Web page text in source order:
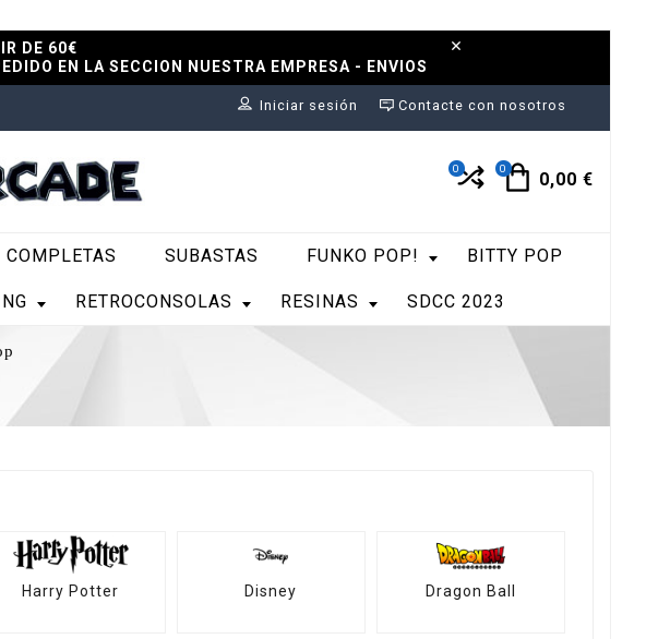
DE 60€
EN LA SECCION NUESTRA EMPRESA - ENVIOS
Contacte con nosotros
Iniciar sesión
0
0,00 €
0
COMPLETAS SUBASTAS FUNKO POP! BITTY POP
RETROCONSOLAS RESINAS SDCC 2023
Harry Potter Disney Dragon Ball